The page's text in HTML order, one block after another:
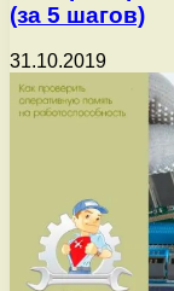
(за 5 шагов)
31.10.2019